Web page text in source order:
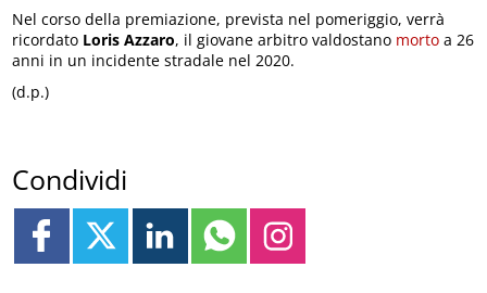
Nel corso della premiazione, prevista nel pomeriggio, verrà
ricordato Loris Azzaro, il giovane arbitro valdostano morto a 26
anni in un incidente stradale nel 2020.
(d.p.)
Condividi